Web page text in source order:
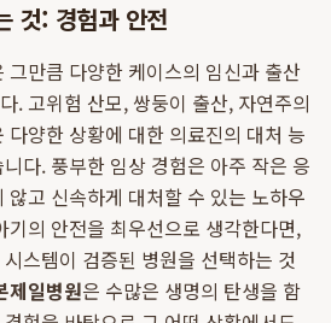
것: 경험과 안전
그만큼 다양한 케이스의 임신과 출산
. 고위험 산모, 쌍둥이 출산, 자연주의
다양한 상황에 대한 의료진의 대처 능
다. 풍부한 임상 경험은 아주 작은 응
않고 신속하게 대처할 수 있는 노하우
기의 안전을 최우선으로 생각한다면,
스템이 검증된 병원을 선택하는 것
제일병원은 수많은 생명의 탄생을 함